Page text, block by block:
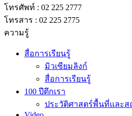
โทรศัพท์ : 02 225 2777
โทรสาร : 02 225 2775
ความรู้
สื่อการเรียนรู้
มิวเซียมลิงก์
สื่อการเรียนรู้
100 ปีตึกเรา
ประวัติศาสตร์พื้นที่และส